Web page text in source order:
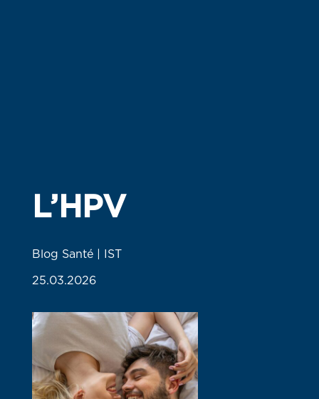
L’HPV
Blog Santé | IST
25.03.2026